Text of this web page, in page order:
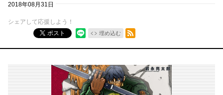
2018年08月31日
シェアして応援しよう！
ポスト
埋め込む
RSSフィード